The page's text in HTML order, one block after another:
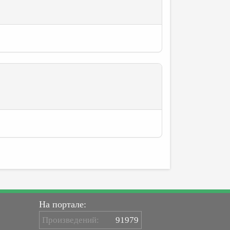
На портале:
Произведений: 91979